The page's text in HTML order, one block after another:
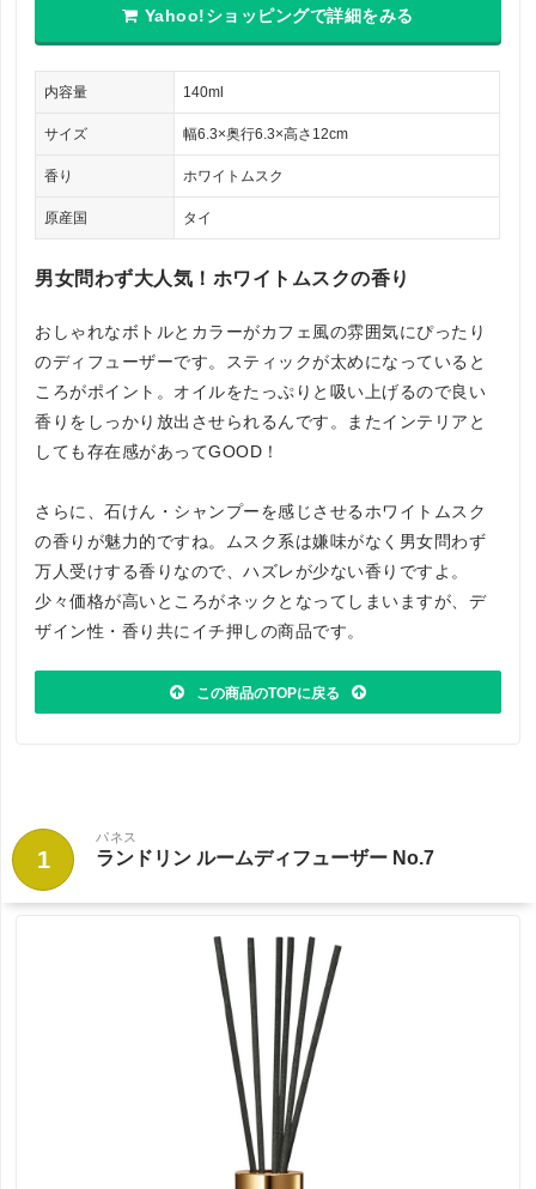
Yahoo!ショッピングで詳細をみる
内容量 140ml
サイズ 幅6.3×奥行6.3×高さ12cm
香り ホワイトムスク
原産国 タイ
男女問わず大人気！ホワイトムスクの香り
おしゃれなボトルとカラーがカフェ風の雰囲気にぴったり
のディフューザーです。スティックが太めになっていると
ころがポイント。オイルをたっぷりと吸い上げるので良い
香りをしっかり放出させられるんです。またインテリアと
しても存在感があってGOOD！
さらに、石けん・シャンプーを感じさせるホワイトムスク
の香りが魅力的ですね。ムスク系は嫌味がなく男女問わず
万人受けする香りなので、ハズレが少ない香りですよ。
少々価格が高いところがネックとなってしまいますが、デ
ザイン性・香り共にイチ押しの商品です。
この商品のTOPに戻る
1
パネス
ランドリン ルームディフューザー No.7